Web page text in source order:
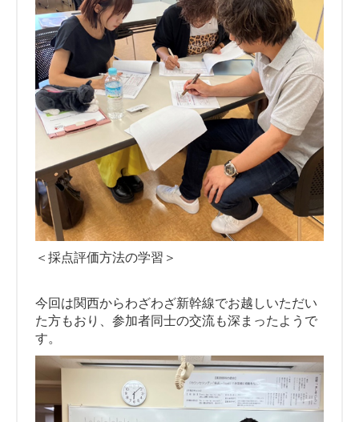
＜採点評価方法の学習＞
今回は関西からわざわざ新幹線でお越しいただい
た方もおり、参加者同士の交流も深まったようで
す。